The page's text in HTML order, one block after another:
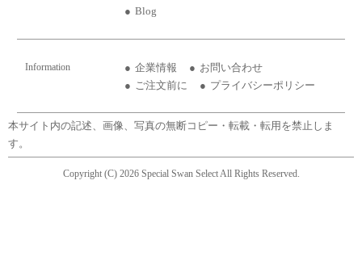
Blog
Information 企業情報
お問い合わせ
ご注文前に
プライバシーポリシー
本サイト内の記述、画像、写真の無断コピー・転載・転用を禁止しま
す。
Copyright (C) 2026 Special Swan Select All Rights Reserved.